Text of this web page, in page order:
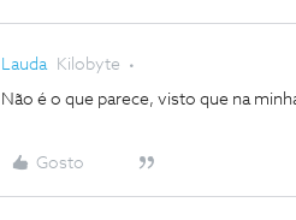
Lauda Kilobyte
Não é o que parece, visto que na
Gosto